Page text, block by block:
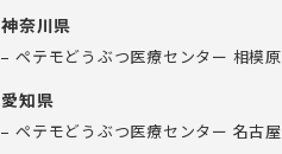
神奈川県
ペテモどうぶつ医療センター 相模原
愛知県
ペテモどうぶつ医療センター 名古屋